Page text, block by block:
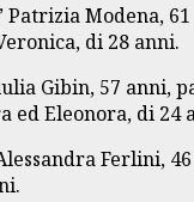
Patrizia Modena,
di 28 anni.
Gibin, 57 anni,
ed Eleonora, di 24
Ferlini,